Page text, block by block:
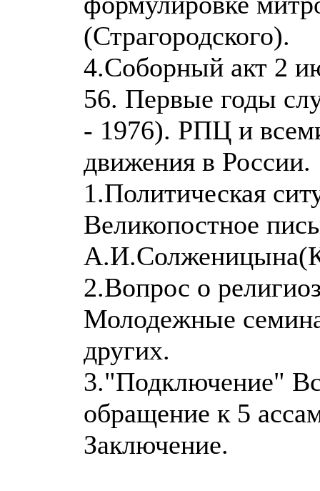
(Страгородского).
4.Соборный акт 2
56. Первые годы
- 1976). РПЦ и
движения в России.
1.Политическая
Великопостное
2.Вопрос о
Молодежные
других.
3."Подключение"
обращение к 5
Заключение.